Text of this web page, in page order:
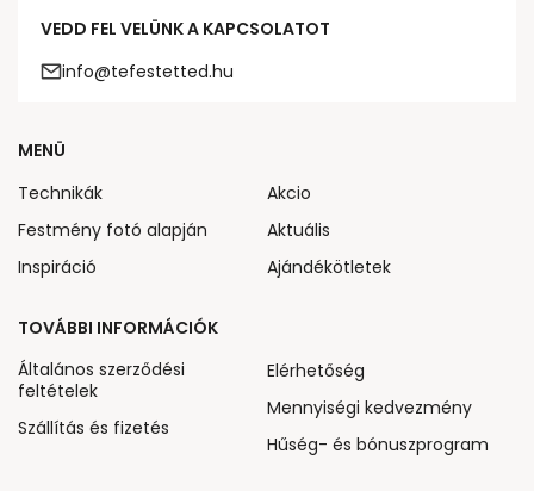
VEDD FEL VELÜNK A KAPCSOLATOT
info@tefestetted.hu
MENÜ
Technikák
Festmény fotó alapján
Inspiráció
Akcio
Aktuális
Ajándékötletek
TOVÁBBI INFORMÁCIÓK
Általános szerződési
feltételek
Szállítás és fizetés
Elérhetőség
Mennyiségi kedvezmény
Hűség- és bónuszprogram